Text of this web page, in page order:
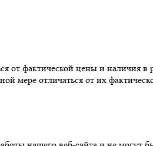
от фактической цены и наличия
мере отличаться от их